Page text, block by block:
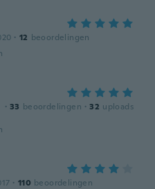
· 12 beoordelingen
· 33 beoordelingen · 32 uploads
· 110 beoordelingen